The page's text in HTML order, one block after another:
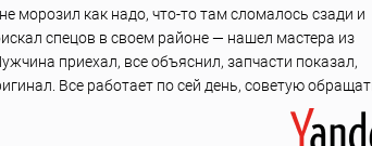
морозил как надо, что-то там сломалось сзади и
спецов в своем районе — нашел мастера из
приехал, все объяснил, запчасти показал,
Все работает по сей день, советую